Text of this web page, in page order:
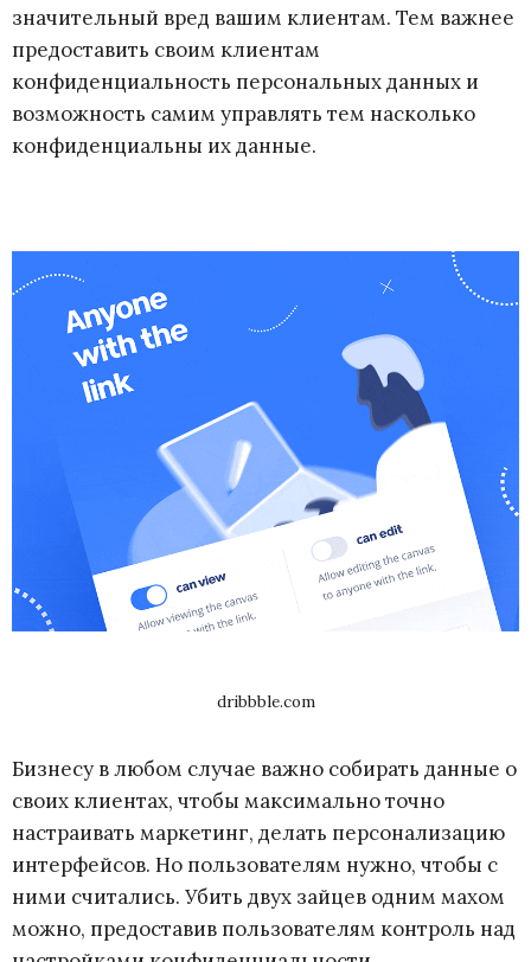
значительный вред вашим клиентам. Тем важнее
предоставить своим клиентам
конфиденциальность персональных данных и
возможность самим управлять тем насколько
конфиденциальны их данные.
dribbble.com
Бизнесу в любом случае важно собирать данные о
своих клиентах, чтобы максимально точно
настраивать маркетинг, делать персонализацию
интерфейсов. Но пользователям нужно, чтобы с
ними считались. Убить двух зайцев одним махом
можно, предоставив пользователям контроль над